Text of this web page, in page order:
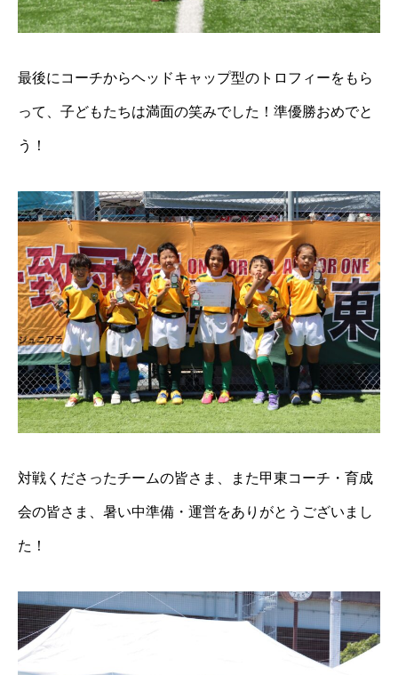
最後にコーチからヘッドキャップ型のトロフィーをもら
って、子どもたちは満面の笑みでした！準優勝おめでと
う！
対戦くださったチームの皆さま、また甲東コーチ・育成
会の皆さま、暑い中準備・運営をありがとうございまし
た！